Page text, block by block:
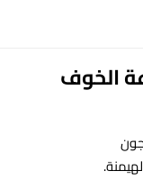
الخوف